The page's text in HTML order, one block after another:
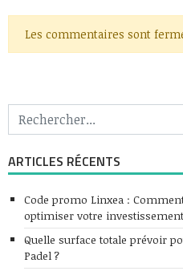
Les commentaires sont
ARTICLES RÉCENTS
Code promo Linxea :
optimiser votre
Quelle surface totale prévoir
Padel ?